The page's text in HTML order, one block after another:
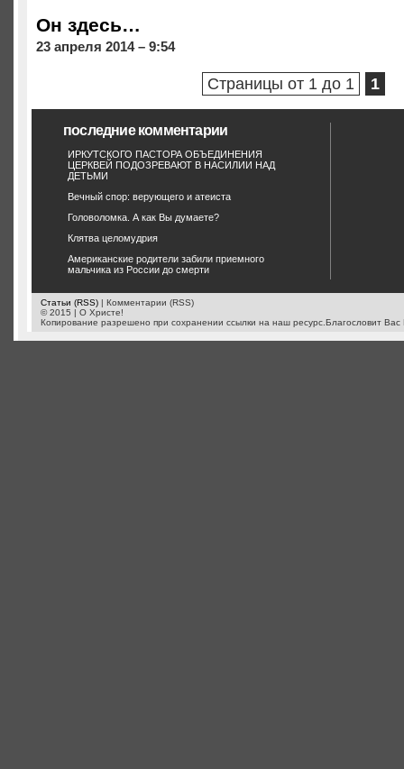
Он здесь…
23 апреля 2014 – 9:54
Страницы от 1 до 1 1
последние комментарии
ИРКУТСКОГО ПАСТОРА ОБЪЕДИНЕНИЯ
ЦЕРКВЕЙ ПОДОЗРЕВАЮТ В НАСИЛИИ НАД
ДЕТЬМИ
Вечный спор: верующего и атеиста
Головоломка. А как Вы думаете?
Клятва целомудрия
Американские родители забили приемного
мальчика из России до смерти
Статьи (RSS) | Комментарии (RSS)
© 2015 | О Христе!
Копирование разрешено при сохранении ссылки на наш ресурс.Благословит Вас